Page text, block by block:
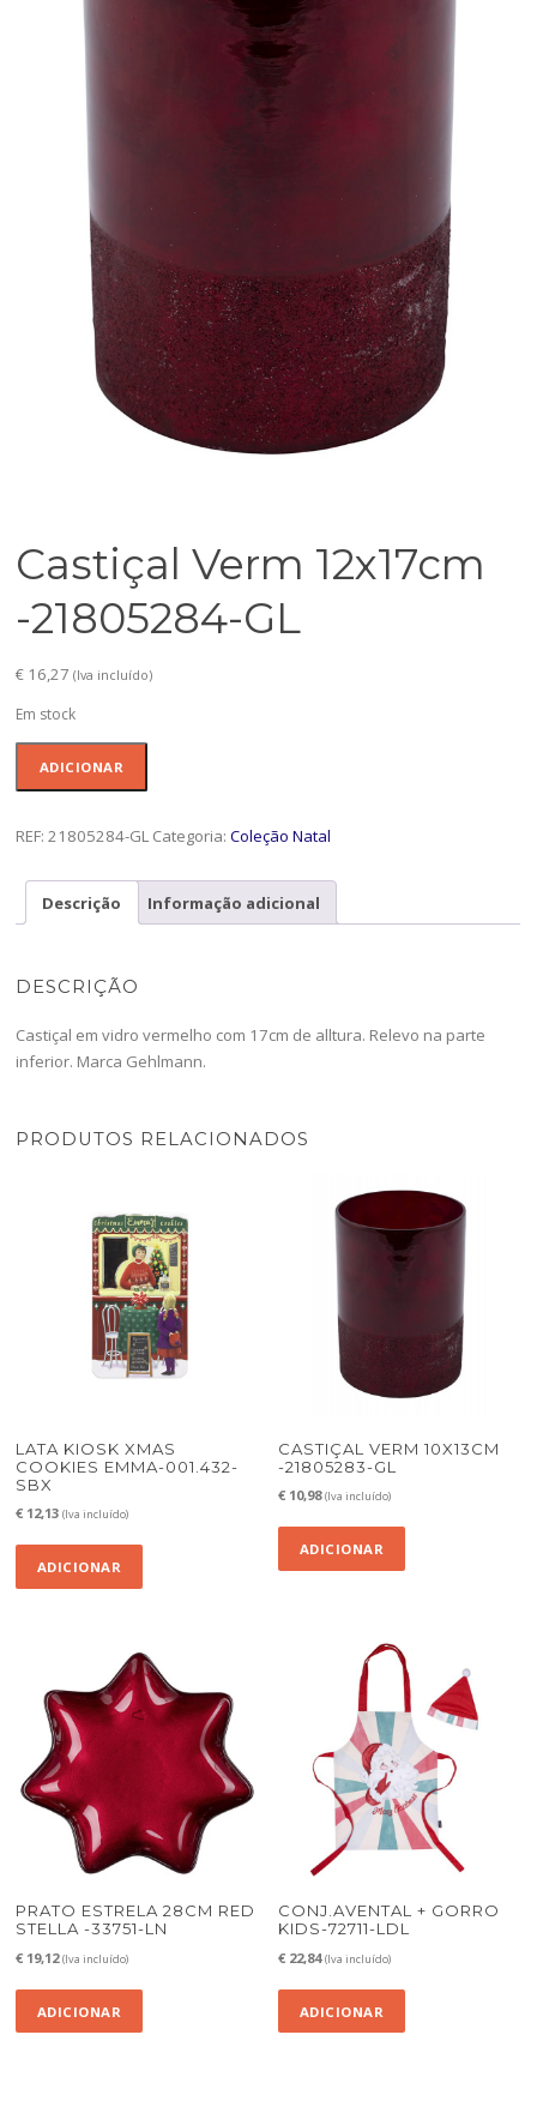
Castiçal Verm 12x17cm
-21805284-GL
€ 16,27 (Iva incluído)
Em stock
Verm
-21805284-
ADICIONAR
REF:21805284-GL Categoria:Coleção Natal
Descrição Informação adicional
DESCRIÇÃO
Castiçal em vidro vermelho com 17cm de alltura. Relevo na parte
inferior. Marca Gehlmann.
PRODUTOS RELACIONADOS
LATA KIOSK XMAS
COOKIES EMMA-001.432-
SBX
€ 12,13 (Iva incluído)
ADICIONAR
CASTIÇAL VERM 10X13CM
-21805283-GL
€ 10,98 (Iva incluído)
ADICIONAR
PRATO ESTRELA 28CM RED
STELLA -33751-LN
€ 19,12 (Iva incluído)
ADICIONAR
CONJ.AVENTAL + GORRO
KIDS-72711-LDL
€ 22,84 (Iva incluído)
ADICIONAR